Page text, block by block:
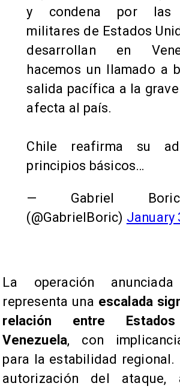
y condena por las
militares de Estados
desarrollan en
hacemos un llamado a
salida pacífica a la
afecta al país.
Chile reafirma su
principios básicos…
— Gabriel
(@GabrielBoric) January
​​La operación
representa una escalada
relación entre
Venezuela, con
para la estabilidad regional.
autorización del